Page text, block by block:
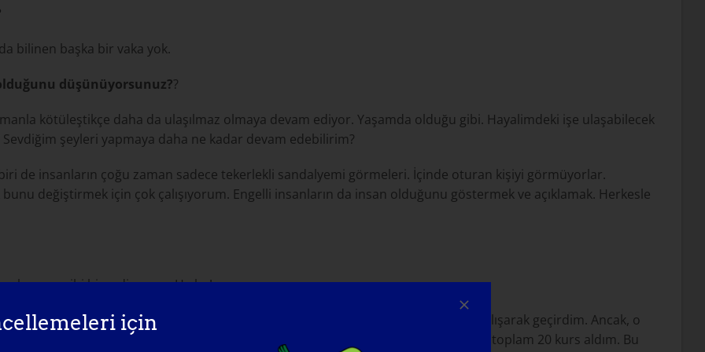
bilinen başka bir vaka yok.
düşünüyorsunuz??
kötüleştikçe daha da ulaşılmaz olmaya devam ediyor. Yaşamda olduğu gibi. Hayalimdeki işe ulaşabilecek
şeyleri yapmaya daha ne kadar devam edebilirim?
de insanların çoğu zaman sadece tekerlekli sandalyemi görmeleri. İçinde oturan kişiyi görmüyorlar.
değiştirmek için çok çalışıyorum. Engelli insanların da insan olduğunu göstermek ve açıklamak. Herkesle
gibi hissediyorum. Ha ha!
çalışma yaptım. En az 10 yılımı mimarlık, iç tasarım ve dekorasyon üzerine çalışarak geçirdim. Ancak, o
yapıyorum ve Sanat Terapisine bakıyorum. Yıllar boyunca muhtemelen toplam 20 kurs aldım. Bu
için